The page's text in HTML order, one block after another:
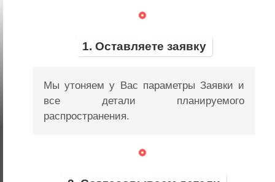
1. Оставляете заявку
Мы утоняем у Вас параметры Заявки и
все детали планируемого
распространения.